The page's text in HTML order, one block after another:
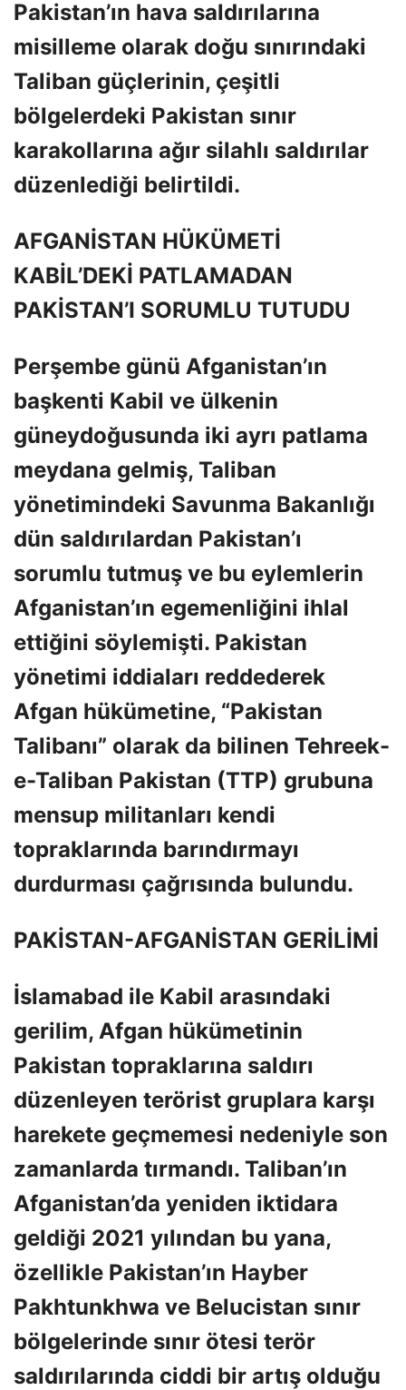
Pakistan’ın hava saldırılarına
misilleme olarak doğu sınırındaki
Taliban güçlerinin, çeşitli
bölgelerdeki Pakistan sınır
karakollarına ağır silahlı saldırılar
düzenlediği belirtildi.
AFGANİSTAN HÜKÜMETİ
KABİL’DEKİ PATLAMADAN
PAKİSTAN’I SORUMLU TUTUDU
Perşembe günü Afganistan’ın
başkenti Kabil ve ülkenin
güneydoğusunda iki ayrı patlama
meydana gelmiş, Taliban
yönetimindeki Savunma Bakanlığı
dün saldırılardan Pakistan’ı
sorumlu tutmuş ve bu eylemlerin
Afganistan’ın egemenliğini ihlal
ettiğini söylemişti. Pakistan
yönetimi iddiaları reddederek
Afgan hükümetine, “Pakistan
Talibanı” olarak da bilinen Tehreek-
e-Taliban Pakistan (TTP) grubuna
mensup militanları kendi
topraklarında barındırmayı
durdurması çağrısında bulundu.
PAKİSTAN-AFGANİSTAN GERİLİMİ
İslamabad ile Kabil arasındaki
gerilim, Afgan hükümetinin
Pakistan topraklarına saldırı
düzenleyen terörist gruplara karşı
harekete geçmemesi nedeniyle son
zamanlarda tırmandı. Taliban’ın
Afganistan’da yeniden iktidara
geldiği 2021 yılından bu yana,
özellikle Pakistan’ın Hayber
Pakhtunkhwa ve Belucistan sınır
bölgelerinde sınır ötesi terör
saldırılarında ciddi bir artış olduğu